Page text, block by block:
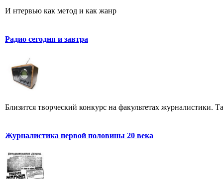
И нтервью как метод и как жанр
Радио сегодня и завтра
Близится творческий конкурс на факультетах
Журналистика первой половины 20 века